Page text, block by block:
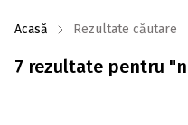
Acasă Rezultate căutare
7 rezultate pentru